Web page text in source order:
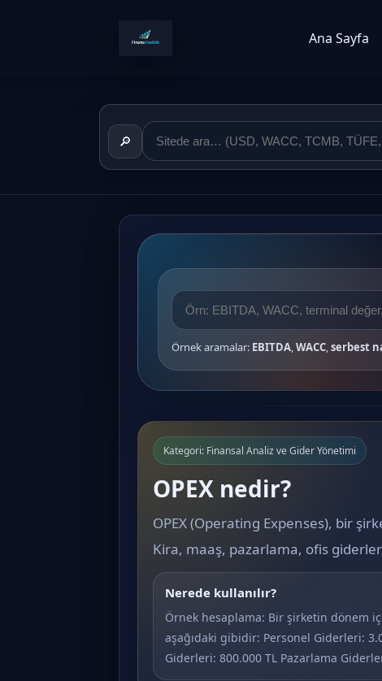
Ana Sayfa
🔎
Örnek aramalar: EBITDA,WACC,serbest
Kategori: Finansal Analiz ve Gider Yönetimi
OPEX nedir?
OPEX (Operating Expenses), bir
Kira, maaş, pazarlama, ofis
Nerede kullanılır?
Örnek hesaplama: Bir şirketin dönem
aşağıdaki gibidir: Personel Giderleri:
Giderleri: 800.000 TL Pazarlama